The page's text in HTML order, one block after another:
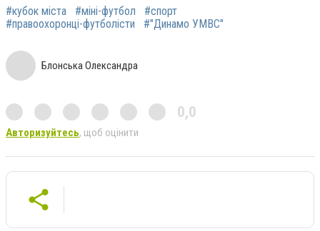
#кубок міста
#міні-футбол
#спорт
#правоохоронці-футболісти
#"Динамо УМВС"
Блонська Олександра
0,0
Авторизуйтесь, щоб оцінити